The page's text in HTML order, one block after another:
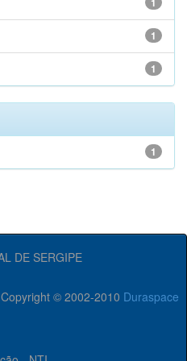
1
1
1
DE SERGIPE
Copyright © 2002-2010 Duraspace